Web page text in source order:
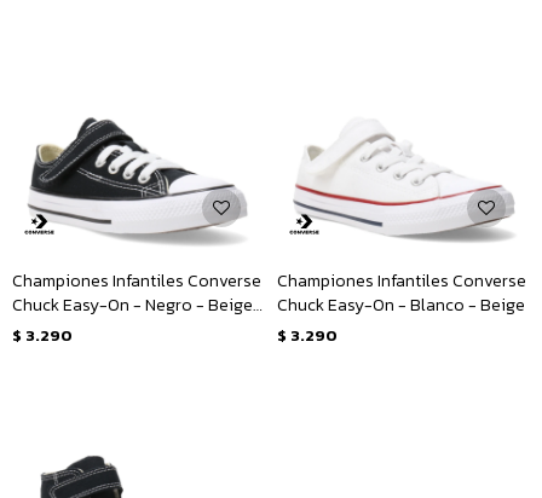
Championes Infantiles Converse
Chuck Easy-On - Negro - Beige -
Blanco
$ 3.290
Championes Infantiles Converse
Chuck Easy-On - Blanco - Beige
$ 3.290